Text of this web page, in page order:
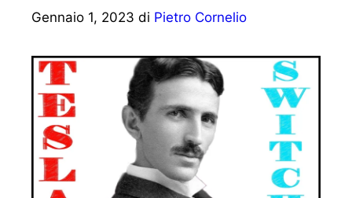
Gennaio 1, 2023 di Pietro Cornelio